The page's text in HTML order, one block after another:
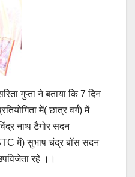
गुप्ता ने बताया कि 7 दिन
में( छात्र वर्ग) में
नाथ टैगोर सदन
में) सुभाष चंद्र बॉस सदन
रहे ।।